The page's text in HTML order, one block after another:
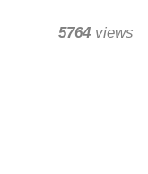
5764 views